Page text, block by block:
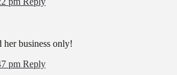
her business only!
pm Reply